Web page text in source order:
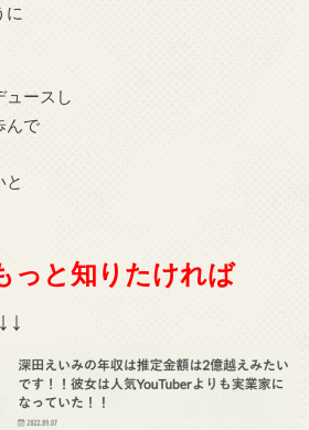
に
ュースし
んで
と
っと知りたければ